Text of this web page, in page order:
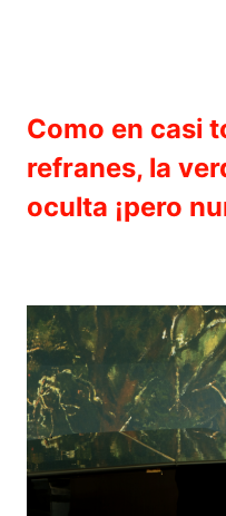
Como en casi
refranes, la
oculta ¡pero